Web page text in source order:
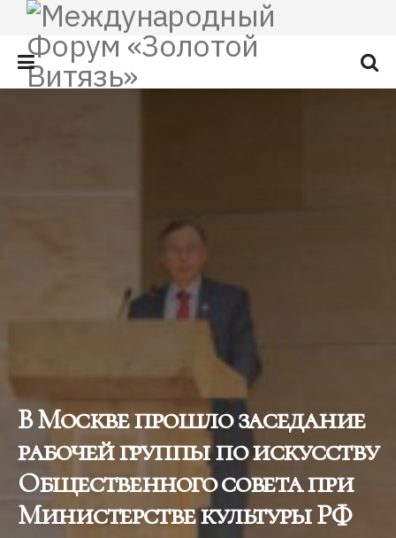
В Москве прошло заседание
рабочей группы по искусству
Общественного совета при
Министерстве культуры РФ